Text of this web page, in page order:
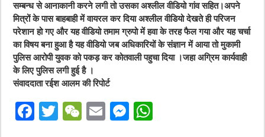
सम्बन्ध से आनाकानी करने लगी तो उसका अश्लील वीडियो गांव सहित।अपने
मित्रों के पास बाहबाही में वायरल कर दिया अश्लील वीडियो देखते ही परिजन
परेशान हो गए और यह वीडियो तमाम ग्रुपो में हवा के तरह फैल गया और यह चर्चा
का विषय बना हुआ है यह वीडियो जब अधिकारियों के संज्ञान में आया तो मुकामी
पुलिस आरोपी युवक को पकड़ कर कोतवाली पहुचा दिया ।जहा अग्रिम कार्यवाही
के लिए पुलिस लगी हुई है ।
संवाददाता रईश आलम की रिपोर्ट
F
T
W E
M